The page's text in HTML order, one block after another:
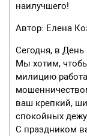
наилучшего!
Автор: Елена
Сегодня, в
Мы хотим,
милицию
ваш крепкий,
спокойных
С праздником